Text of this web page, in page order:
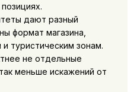
дают разный
формат магазина,
туристическим зонам.
не отдельные
меньше искажений от